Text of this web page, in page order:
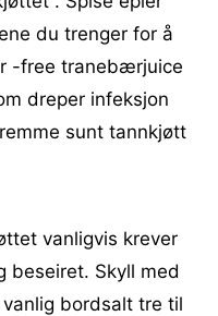
du trenger for å
-free tranebærjuice
dreper infeksjon
sunt tannkjøtt
vanligvis krever
beseiret. Skyll med
bordsalt tre til